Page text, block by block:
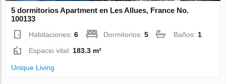
5 dormitorios Apartment en Les Allues, France No.
100133
Habitaciones:6 Dormitorios:5 Baños: 1
Espacio vital: 183.3 m²
Unique Living